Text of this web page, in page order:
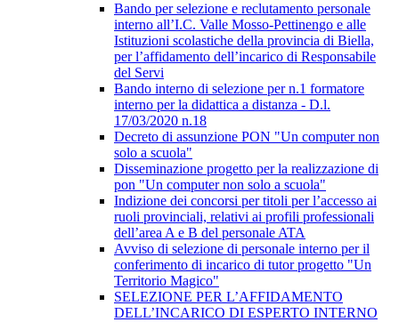
Bando per selezione e reclutamento personale
interno all’I.C. Valle Mosso-Pettinengo e alle
Istituzioni scolastiche della provincia di Biella,
per l’affidamento dell’incarico di Responsabile
del Servi
Bando interno di selezione per n.1 formatore
interno per la didattica a distanza - D.l.
17/03/2020 n.18
Decreto di assunzione PON "Un computer non
solo a scuola"
Disseminazione progetto per la realizzazione di
pon "Un computer non solo a scuola"
Indizione dei concorsi per titoli per l’accesso ai
ruoli provinciali, relativi ai profili professionali
dell’area A e B del personale ATA
Avviso di selezione di personale interno per il
conferimento di incarico di tutor progetto "Un
Territorio Magico"
SELEZIONE PER L’AFFIDAMENTO
DELL’INCARICO DI ESPERTO INTERNO